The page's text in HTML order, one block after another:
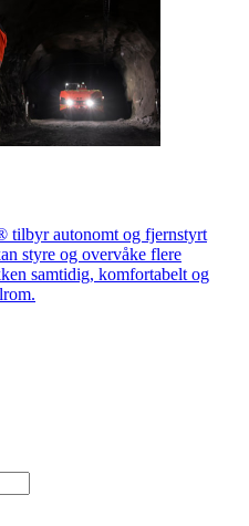
tilbyr autonomt og fjernstyrt
styre og overvåke flere
samtidig, komfortabelt og